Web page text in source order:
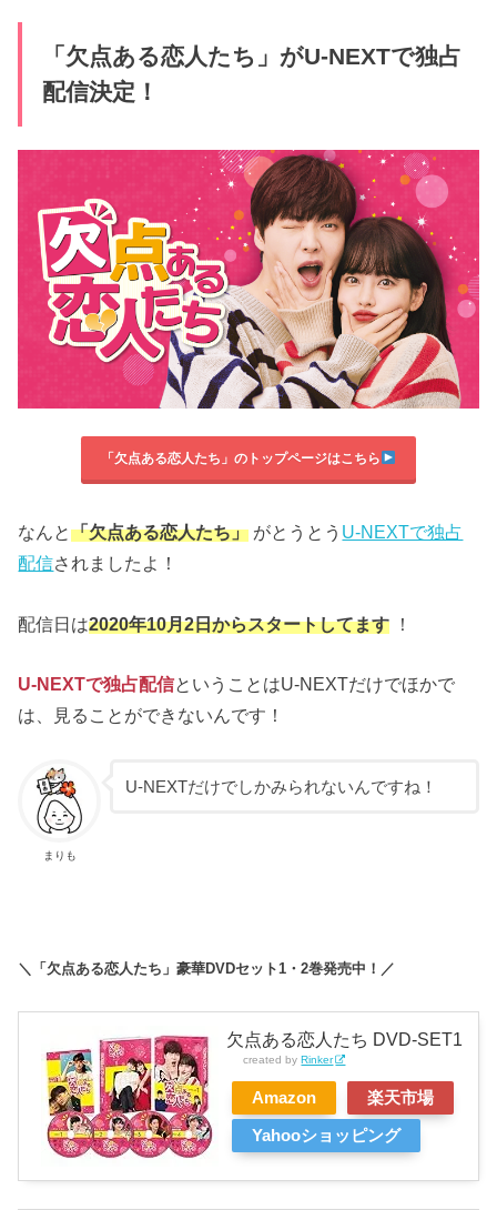
「欠点ある恋人たち」がU-NEXTで独占
配信決定！
「欠点ある恋人たち」のトップページはこちら
なんと「欠点ある恋人たち」 がとうとう U-NEXTで独占
配信されましたよ！
配信日は2020年10月2日からスタートしてます ！
U-NEXTで独占配信ということはU-NEXTだけでほかで
は、見ることができないんです！
まりも
U-NEXTだけでしかみられないんですね！
＼「欠点ある恋人たち」豪華DVDセット1・2巻発売中！／
欠点ある恋人たち DVD-SET1
created by Rinker
Amazon 楽天市場
Yahooショッピング